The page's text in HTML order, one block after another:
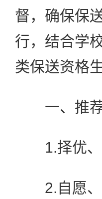
督，确保保
行，结合学
类保送资格
一、推荐
1.择优、
2.自愿、